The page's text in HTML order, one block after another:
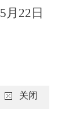
5月 22 日
关闭